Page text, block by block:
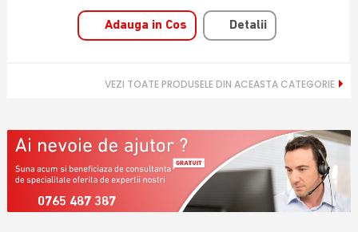
Adauga in Cos Detalii
VEZI TOATE PRODUSELE DIN ACEASTA CATEGORIE
0765 487 387